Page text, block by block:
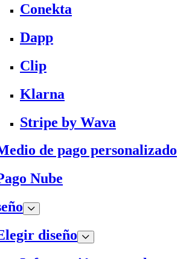
Conekta
Dapp
Clip
Klarna
Stripe by Wava
de pago personalizado
Nube
diseño